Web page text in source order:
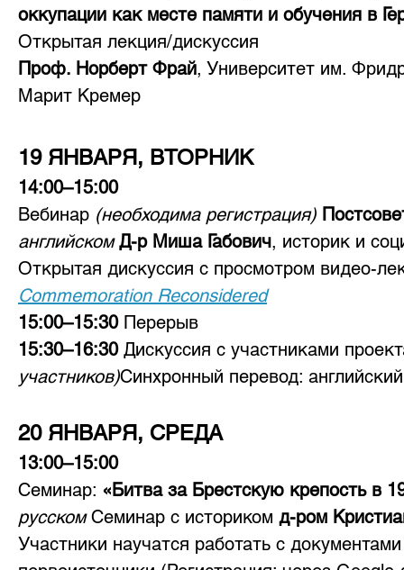
оккупации как месте памяти и обучения в
Открытая лекция/дискуссия
Проф. Норберт Фрай, Университет им.
Марит Кремер
19 ЯНВАРЯ, ВТОРНИК
14:00–15:00
Вебинар (необходима регистрация)
английском Д-р Миша Габович, историк и
Открытая дискуссия с просмотром видео-
Commemoration Reconsidered
15:00–15:30 Перерыв
15:30–16:30 Дискуссия с участниками
участников)Синхронный перевод:
20 ЯНВАРЯ, СРЕДА
13:00–15:00
Семинар: «Битва за Брестскую крепость в
русском Семинар с историком д-ром
Участники научатся работать с